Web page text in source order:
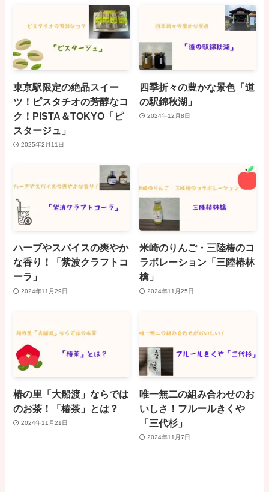
東京駅限定の絶品スイー
ツ！ピスタチオの芳醇なコ
ク！PISTA＆TOKYO「ピ
スタージュ」
2025年2月11日
四季折々の豊かな景色「道
の駅錦秋湖」
2024年12月8日
ハーブやスパイスの爽やか
な香り！「紫波クラフトコ
ーラ」
2024年11月29日
米崎のりんご・三陸椿のコ
ラボレーション「三陸椿林
檎」
2024年11月25日
椿の里「大船渡」ならでは
のお茶！「椿茶」とは？
2024年11月21日
唯一無二の組み合わせのお
いしさ！フルールきくや
「三代杉」
2024年11月7日